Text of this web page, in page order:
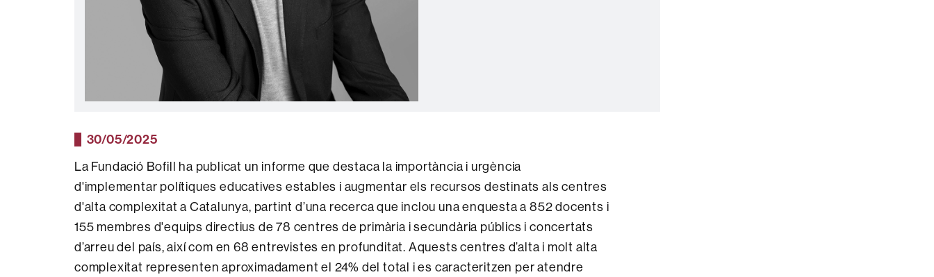
30/05/2025
La Fundació Bofill ha publicat un informe que destaca la importància i urgència
d'implementar polítiques educatives estables i augmentar els recursos destinats als centres
d'alta complexitat a Catalunya, partint d’una recerca que inclou una enquesta a 852 docents i
155 membres d'equips directius de 78 centres de primària i secundària públics i concertats
d’arreu del país, així com en 68 entrevistes en profunditat. Aquests centres d’alta i molt alta
complexitat representen aproximadament el 24% del total i es caracteritzen per atendre